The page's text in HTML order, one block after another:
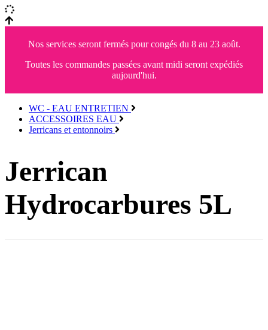
Nos services seront fermés pour congés du 8 au 23 août.
Toutes les commandes passées avant midi seront expédiés
aujourd'hui.
WC - EAU ENTRETIEN
ACCESSOIRES EAU
Jerricans et entonnoirs
Jerrican
Hydrocarbures 5L